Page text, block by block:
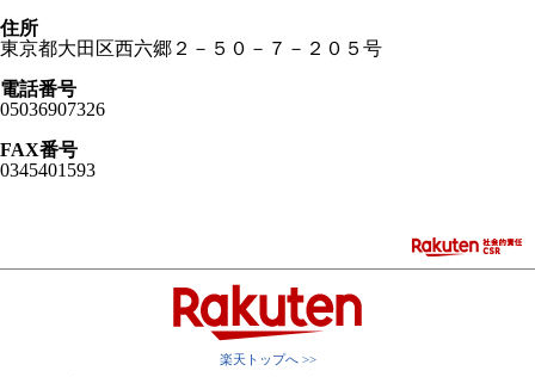
住所
東京都大田区西六郷２－５０－７－２０５号
電話番号
05036907326
FAX番号
0345401593
楽天トップへ >>